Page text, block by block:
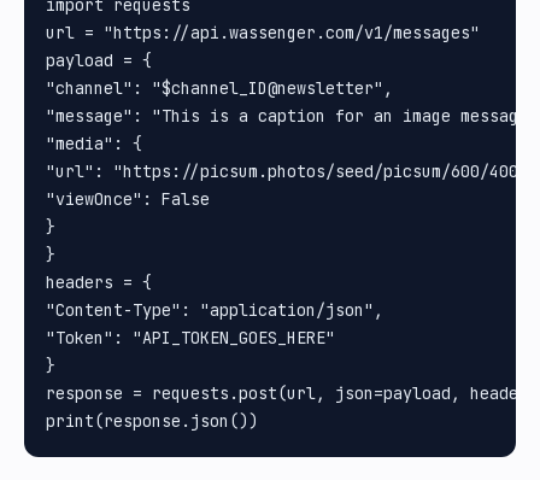
import requests
url = "https://api.wassenger.com/v1/messages"
payload = {
"channel": "$channel_ID@newsletter",
"message": "This is a caption for an image
"media": {
"url": "https://picsum.photos/seed/picsum/600/
"viewOnce": False
}
}
headers = {
"Content-Type": "application/json",
"Token": "API_TOKEN_GOES_HERE"
}
response = requests.post(url, json=payload,